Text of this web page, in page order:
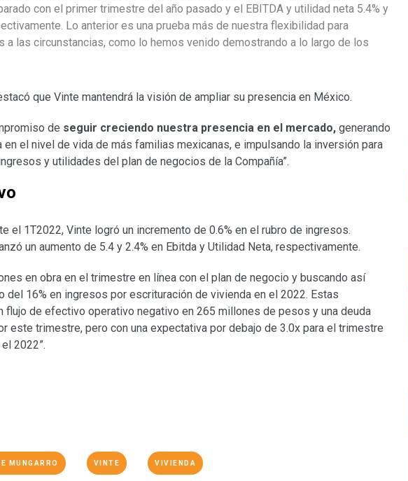
con el primer trimestre del año pasado y el EBITDA y utilidad neta 5.4% y
Lo anterior es una prueba más de nuestra flexibilidad para
a las circunstancias, como lo hemos venido demostrando a lo largo de los
que Vinte mantendrá la visión de ampliar su presencia en México.
de seguir creciendo nuestra presencia en el mercado, generando
el nivel de vida de más familias mexicanas, e impulsando la inversión para
y utilidades del plan de negocios de la Compañía”.
el 1T2022, Vinte logró un incremento de 0.6% en el rubro de ingresos.
un aumento de 5.4 y 2.4% en Ebitda y Utilidad Neta, respectivamente.
en obra en el trimestre en línea con el plan de negocio y buscando así
del 16% en ingresos por escrituración de vivienda en el 2022. Estas
flujo de efectivo operativo negativo en 265 millones de pesos y una deuda
este trimestre, pero con una expectativa por debajo de 3.0x para el trimestre
2022”.
MUNGARRO VINTE VIVIENDA